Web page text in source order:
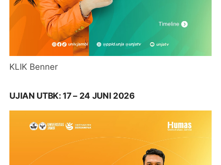
KLIK Benner
UJIAN UTBK: 17 – 24 JUNI 2026